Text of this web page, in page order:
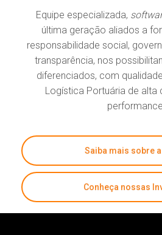
Equipe especializada,
última geração aliados a
responsabilidade social,
transparência, nos
diferenciados, com
Logística Portuária de alta
performance.
Saiba mais sobre a
Conheça nossas